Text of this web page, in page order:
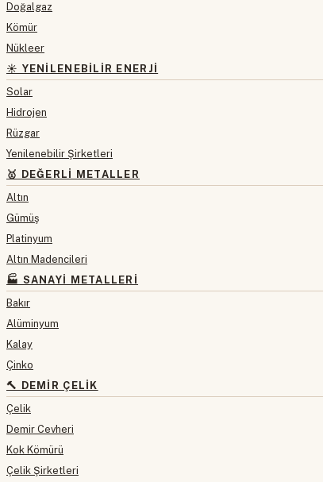
Doğalgaz
Kömür
Nükleer
☀️ YENILENEBILIR ENERJI
Solar
Hidrojen
Rüzgar
Yenilenebilir Şirketleri
🥇 DEĞERLI METALLER
Altın
Gümüş
Platinyum
Altın Madencileri
🏭 SANAYI METALLERI
Bakır
Alüminyum
Kalay
Çinko
🔨 DEMIR ÇELIK
Çelik
Demir Cevheri
Kok Kömürü
Çelik Şirketleri